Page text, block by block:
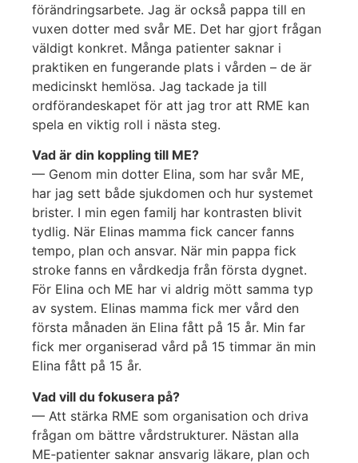
förändringsarbete. Jag är också pappa till en
vuxen dotter med svår ME. Det har gjort frågan
väldigt konkret. Många patienter saknar i
praktiken en fungerande plats i vården – de är
medicinskt hemlösa. Jag tackade ja till
ordförandeskapet för att jag tror att RME kan
spela en viktig roll i nästa steg.
Vad är din koppling till ME?
— Genom min dotter Elina, som har svår ME,
har jag sett både sjukdomen och hur systemet
brister. I min egen familj har kontrasten blivit
tydlig. När Elinas mamma fick cancer fanns
tempo, plan och ansvar. När min pappa fick
stroke fanns en vårdkedja från första dygnet.
För Elina och ME har vi aldrig mött samma typ
av system. Elinas mamma fick mer vård den
första månaden än Elina fått på 15 år. Min far
fick mer organiserad vård på 15 timmar än min
Elina fått på 15 år.
Vad vill du fokusera på?
— Att stärka RME som organisation och driva
frågan om bättre vårdstrukturer. Nästan alla
ME‑patienter saknar ansvarig läkare, plan och